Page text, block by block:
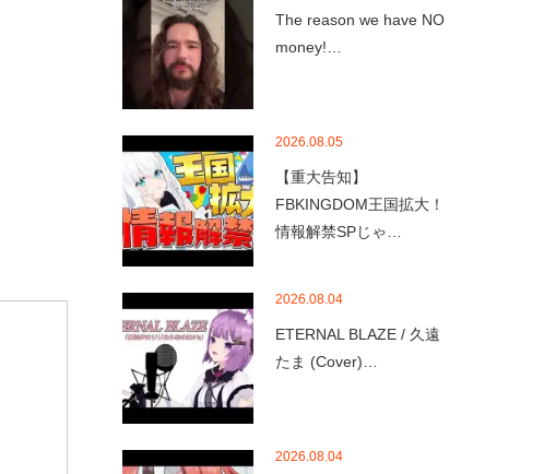
The reason we have NO
money!…
2026.08.05
【重大告知】
FBKINGDOM王国拡大！
情報解禁SPじゃ…
2026.08.04
ETERNAL BLAZE / 久遠
たま (Cover)…
2026.08.04